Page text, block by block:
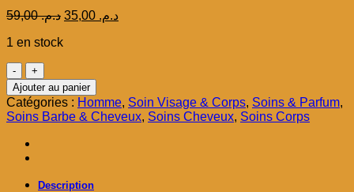
د.م.59,00
Le
د.م.Le
1 en stock
quantité
de
Dusch
das
Gel
douche
2-
1
Ajouter au panier
Catégories : Homme, Soin Visage & Corps, Soins & Parfum,
Soins Barbe & Cheveux, Soins Cheveux, Soins Corps
Description